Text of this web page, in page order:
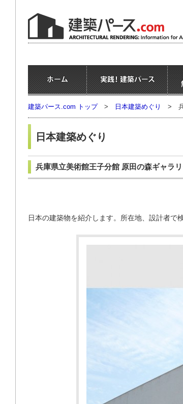
建築パース.com トップ > 日本建築めぐり >
日本建築めぐり
兵庫県立美術館王子分館 原田の森ギャラ
日本の建築物を紹介します。所在地、設計者で